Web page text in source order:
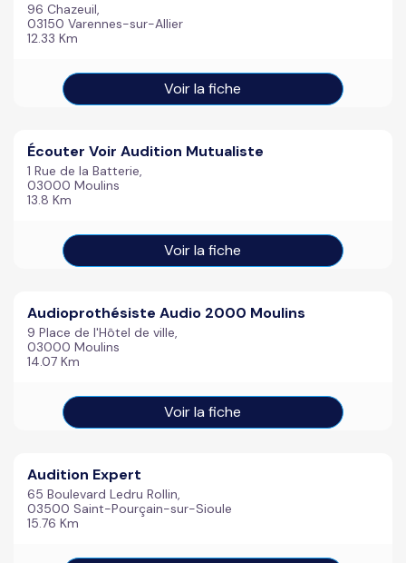
96 Chazeuil,
03150 Varennes-sur-Allier
12.33 Km
Voir la fiche
Écouter Voir Audition Mutualiste
1 Rue de la Batterie,
03000 Moulins
13.8 Km
Voir la fiche
Audioprothésiste Audio 2000 Moulins
9 Place de l'Hôtel de ville,
03000 Moulins
14.07 Km
Voir la fiche
Audition Expert
65 Boulevard Ledru Rollin,
03500 Saint-Pourçain-sur-Sioule
15.76 Km